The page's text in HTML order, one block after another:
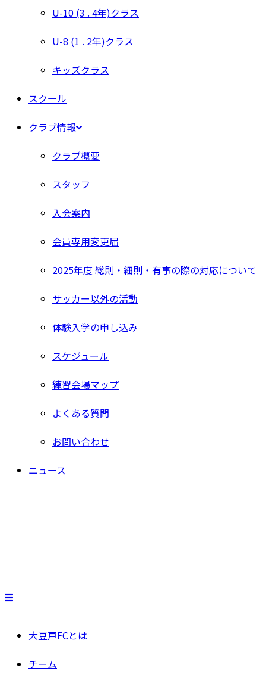
U-10 (3 . 4年)クラス
U-8 (1 . 2年)クラス
キッズクラス
スクール
クラブ情報
クラブ概要
スタッフ
入会案内
会員専用変更届
2025年度 総則・細則・有事の際の対応について
サッカー以外の活動
体験入学の申し込み
スケジュール
練習会場マップ
よくある質問
お問い合わせ
ニュース
大豆戸FCとは
チーム